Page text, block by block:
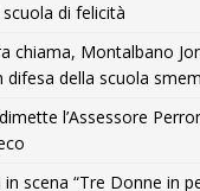
di felicità
chiama, Montalbano
difesa della scuola
l’Assessore
scena “Tre Donne in